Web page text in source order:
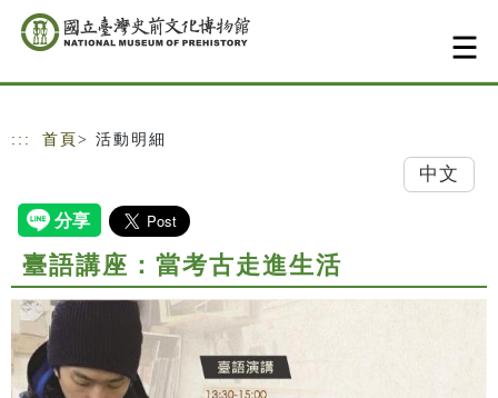
跳到主要內容
網站導覽
::: 首頁 > 活動明細
中文
臺語講座：當考古走進生活